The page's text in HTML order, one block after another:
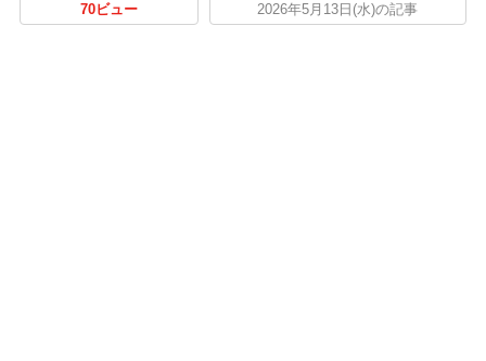
70ビュー 2026年5月13日(水)の記事